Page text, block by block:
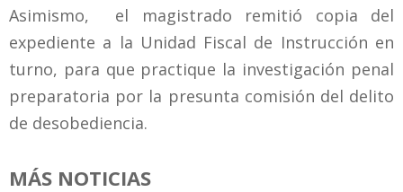
Asimismo, el magistrado remitió copia del
expediente a la Unidad Fiscal de Instrucción en
turno, para que practique la investigación penal
preparatoria por la presunta comisión del delito
de desobediencia.
MÁS NOTICIAS